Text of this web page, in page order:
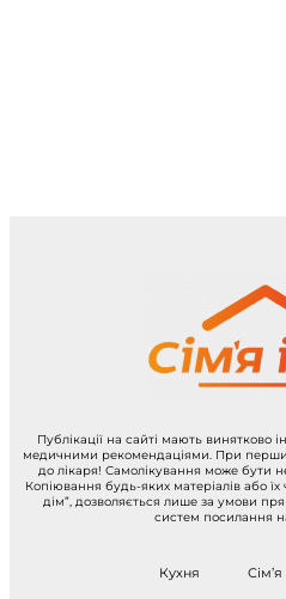
Публікації на сайті мають винятково
медичними рекомендаціями. При
до лікаря! Самолікування може бути
Копіювання будь-яких матеріалів або їх
дім”, дозволяється лише за умови
систем посилання
Кухня Сім’я